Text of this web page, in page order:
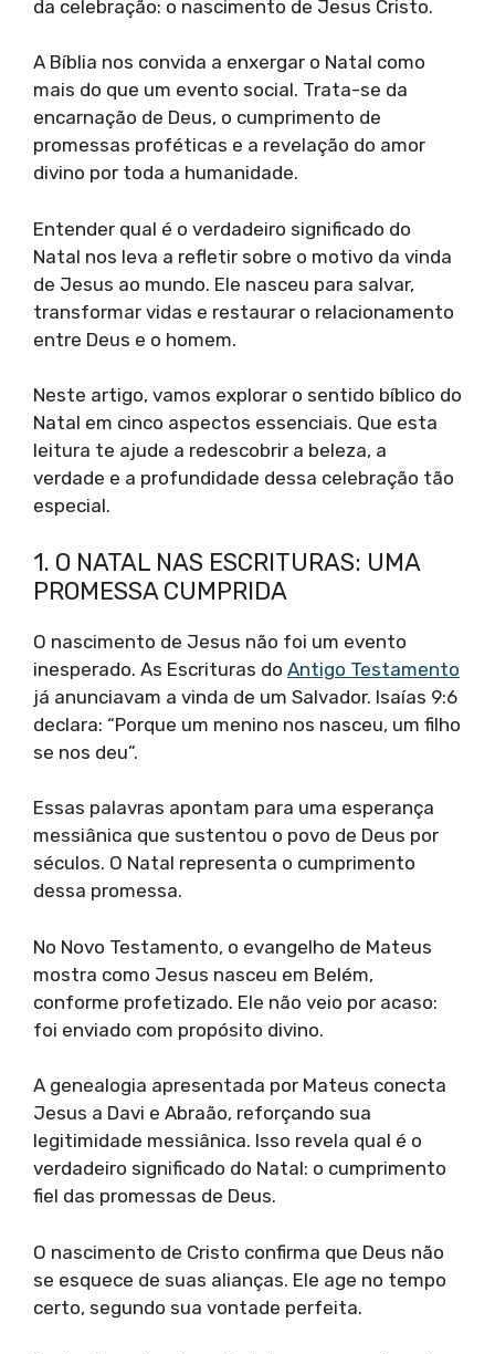
da celebração: o nascimento de Jesus Cristo.
A Bíblia nos convida a enxergar o Natal como
mais do que um evento social. Trata-se da
encarnação de Deus, o cumprimento de
promessas proféticas e a revelação do amor
divino por toda a humanidade.
Entender qual é o verdadeiro significado do
Natal nos leva a refletir sobre o motivo da vinda
de Jesus ao mundo. Ele nasceu para salvar,
transformar vidas e restaurar o relacionamento
entre Deus e o homem.
Neste artigo, vamos explorar o sentido bíblico do
Natal em cinco aspectos essenciais. Que esta
leitura te ajude a redescobrir a beleza, a
verdade e a profundidade dessa celebração tão
especial.
1. O NATAL NAS ESCRITURAS: UMA
PROMESSA CUMPRIDA
O nascimento de Jesus não foi um evento
inesperado. As Escrituras do Antigo Testamento
já anunciavam a vinda de um Salvador. Isaías 9:6
declara: “Porque um menino nos nasceu, um filho
se nos deu”.
Essas palavras apontam para uma esperança
messiânica que sustentou o povo de Deus por
séculos. O Natal representa o cumprimento
dessa promessa.
No Novo Testamento, o evangelho de Mateus
mostra como Jesus nasceu em Belém,
conforme profetizado. Ele não veio por acaso:
foi enviado com propósito divino.
A genealogia apresentada por Mateus conecta
Jesus a Davi e Abraão, reforçando sua
legitimidade messiânica. Isso revela qual é o
verdadeiro significado do Natal: o cumprimento
fiel das promessas de Deus.
O nascimento de Cristo confirma que Deus não
se esquece de suas alianças. Ele age no tempo
certo, segundo sua vontade perfeita.